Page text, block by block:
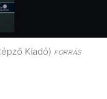
Kiadó) FORRÁS